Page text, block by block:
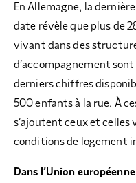
En Allemagne, la
date révèle que plus de
vivant dans des
d’accompagnement
derniers chiffres
500 enfants à la rue. À
s’ajoutent ceux et celles
conditions de logement
Dans l’Union